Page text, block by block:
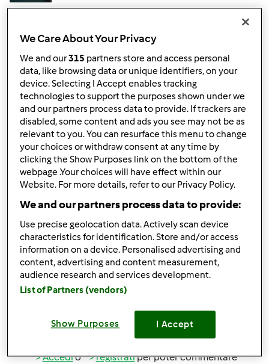
#3
benvenuta
In cima
Accedio registratiper poter commentare
Anonimo (non verificato)
Dom, 02/09/2014 - 16:37
Benvenuta
Accedio registratiper poter commentare
We Care About Your Privacy
We and our315 partners store and access personal
data, like browsing data or unique identifiers, on your
device. Selecting I Accept enables tracking
technologies to support the purposes shown under we
and our partners process data to provide. If trackers are
disabled, some content and ads you see may not be as
relevant to you. You can resurface this menu to change
your choices or withdraw consent at any time by
clicking the Show Purposes link on the bottom of the
webpage .Your choices will have effect within our
Website. For more details, refer to our Privacy Policy.
We and our partners process data to provide:
Use precise geolocation data. Actively scan device
characteristics for identification. Store and/or access
information on a device. Personalised advertising and
content, advertising and content measurement,
audience research and services development.
List of Partners (vendors)
Show Purposes I Accept